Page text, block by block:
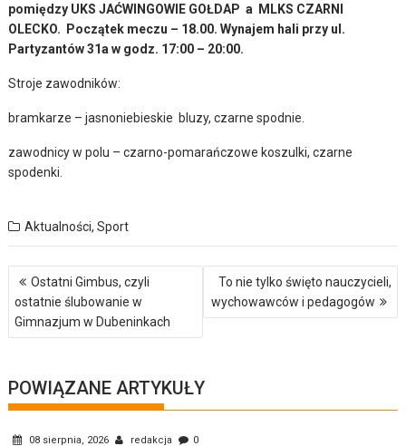
pomiędzy UKS JAĆWINGOWIE GOŁDAP a MLKS CZARNI
OLECKO. Początek meczu – 18.00. Wynajem hali przy ul.
Partyzantów 31a w godz. 17:00 – 20:00.
Stroje zawodników:
bramkarze – jasnoniebieskie bluzy, czarne spodnie.
zawodnicy w polu – czarno-pomarańczowe koszulki, czarne
spodenki.
Aktualności,Sport
Nawigacja
wpisu
Ostatni Gimbus, czyli
ostatnie ślubowanie w
Gimnazjum w Dubeninkach
To nie tylko święto nauczycieli,
wychowawców i pedagogów
POWIĄZANE ARTYKUŁY
08 sierpnia, 2026 redakcja 0